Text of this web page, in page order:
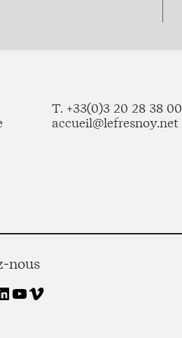
T. +33(0)3 20 28 38 00
accueil@lefresnoy.net
nous
YouTube Vimeo